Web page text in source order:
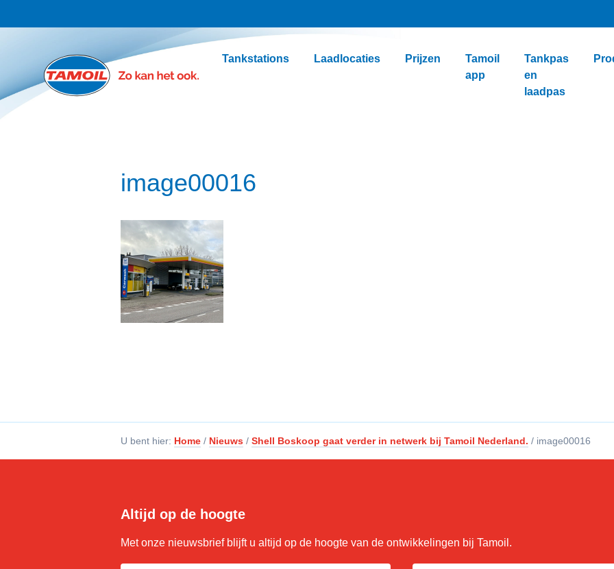
Ga naar hoofdinhoud
Tankstations Laadlocaties Prijzen
Tamoil
app
Tankpas
en
laadpas
image00016
U bent hier: Home / Nieuws / Shell Boskoop gaat verder in netwerk bij Tamoil Nederland. / image00016
Altijd op de hoogte
Met onze nieuwsbrief blijft u altijd op de hoogte van de ontwikkelingen bij Tamoil.